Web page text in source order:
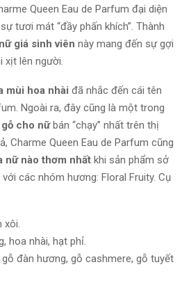
Queen Eau de Parfum đại diện
tươi mát “đầy phấn khích”. Thành
giá sinh viên này mang đến sự gợi
xịt lên người.
mùi hoa nhài đã nhắc đến cái tên
Ngoài ra, đây cũng là một trong
cho nữbán “chạy” nhất trên thị
Charme Queen Eau de Parfum cũng
nữ nào thơm nhất khi sản phẩm sở
các nhóm hương: Floral Fruity. Cụ
xôi.
hoa nhài, hạt phỉ.
đàn hương, gỗ cashmere, gỗ tuyết